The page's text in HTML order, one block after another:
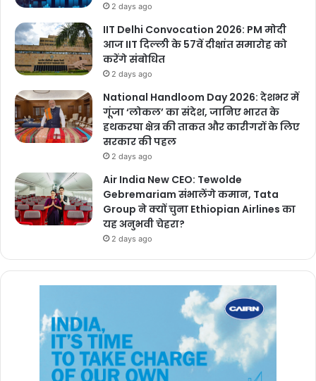
2 days ago
IIT Delhi Convocation 2026: PM मोदी
आज IIT दिल्ली के 57वें दीक्षांत समारोह को
करेंगे संबोधित
2 days ago
National Handloom Day 2026: देशभर में
गूंजा ‘लोकल’ का संदेश, जानिए भारत के
हथकरघा क्षेत्र की ताकत और कारीगरों के लिए
सरकार की पहल
2 days ago
Air India New CEO: Tewolde
Gebremariam संभालेंगे कमान, Tata
Group ने क्यों चुना Ethiopian Airlines का
यह अनुभवी चेहरा?
2 days ago